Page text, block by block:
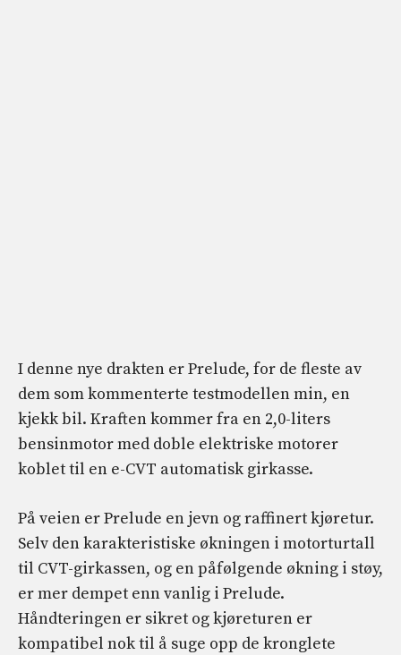
I denne nye drakten er Prelude, for de fleste av
dem som kommenterte testmodellen min, en
kjekk bil. Kraften kommer fra en 2,0-liters
bensinmotor med doble elektriske motorer
koblet til en e-CVT automatisk girkasse.
På veien er Prelude en jevn og raffinert kjøretur.
Selv den karakteristiske økningen i motorturtall
til CVT-girkassen, og en påfølgende økning i støy,
er mer dempet enn vanlig i Prelude.
Håndteringen er sikret og kjøreturen er
kompatibel nok til å suge opp de kronglete